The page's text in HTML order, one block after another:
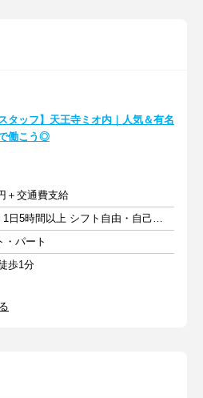
スタッフ】天王寺ミオ内｜人気＆有名
働こう◎
＋交通費支給
週3日以上 1日5時間以上 シフト自由・自己申告
・パート
歩1分